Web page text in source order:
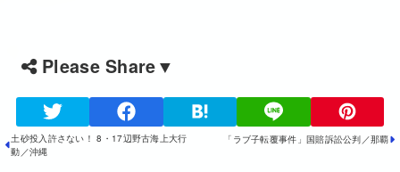
Please Share▼
「ラブ子転覆事件」国賠訴訟公判／那覇
土砂投入許さない！ 8・17辺野古海上大行
動／沖縄